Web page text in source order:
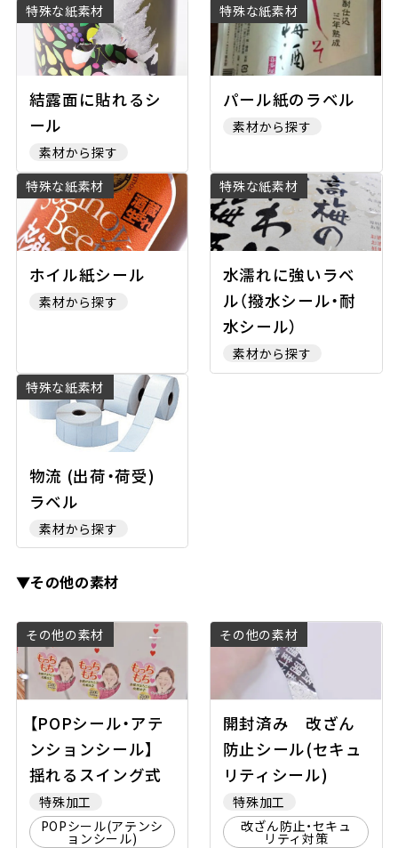
特殊な紙素材
結露面に貼れるシ
ール
素材から探す
特殊な紙素材
パール紙のラベル
素材から探す
特殊な紙素材
ホイル紙シール
素材から探す
特殊な紙素材
水濡れに強いラベ
ル（撥水シール・耐
水シール）
素材から探す
特殊な紙素材
物流 (出荷・荷受)
ラベル
素材から探す
▼その他の素材
その他の素材
【POPシール・アテ
ンションシール】
揺れるスイング式
特殊加工
POPシール(アテンシ
ョンシール)
その他の素材
開封済み 改ざん
防止シール(セキュ
リティシール)
特殊加工
改ざん防止・セキュ
リティ対策